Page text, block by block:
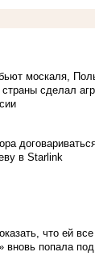
москаля,
страны сделал
в Starlink
что ей
попала под